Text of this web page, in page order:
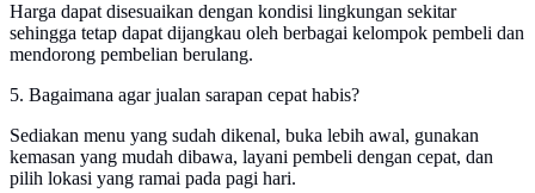
Harga dapat disesuaikan dengan kondisi lingkungan sekitar
sehingga tetap dapat dijangkau oleh berbagai kelompok pembeli dan
mendorong pembelian berulang.
5. Bagaimana agar jualan sarapan cepat habis?
Sediakan menu yang sudah dikenal, buka lebih awal, gunakan
kemasan yang mudah dibawa, layani pembeli dengan cepat, dan
pilih lokasi yang ramai pada pagi hari.